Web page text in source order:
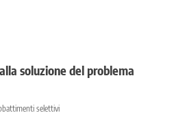
soluzione del problema
selettivi